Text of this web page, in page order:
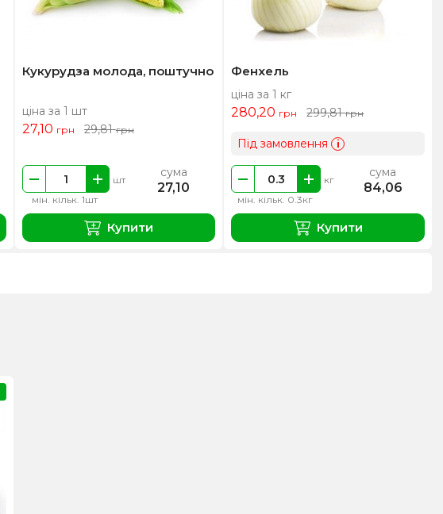
Кукурудза молода, поштучно
ціна за 1 шт
27,10 грн 29,81грн
мін. кільк. 1шт
шт сума
27,10
Купити
Фенхель
ціна за 1 кг
280,20 грн 299,81грн
Під замовлення i
мін. кільк. 0.3кг
кг сума
84,06
Купити